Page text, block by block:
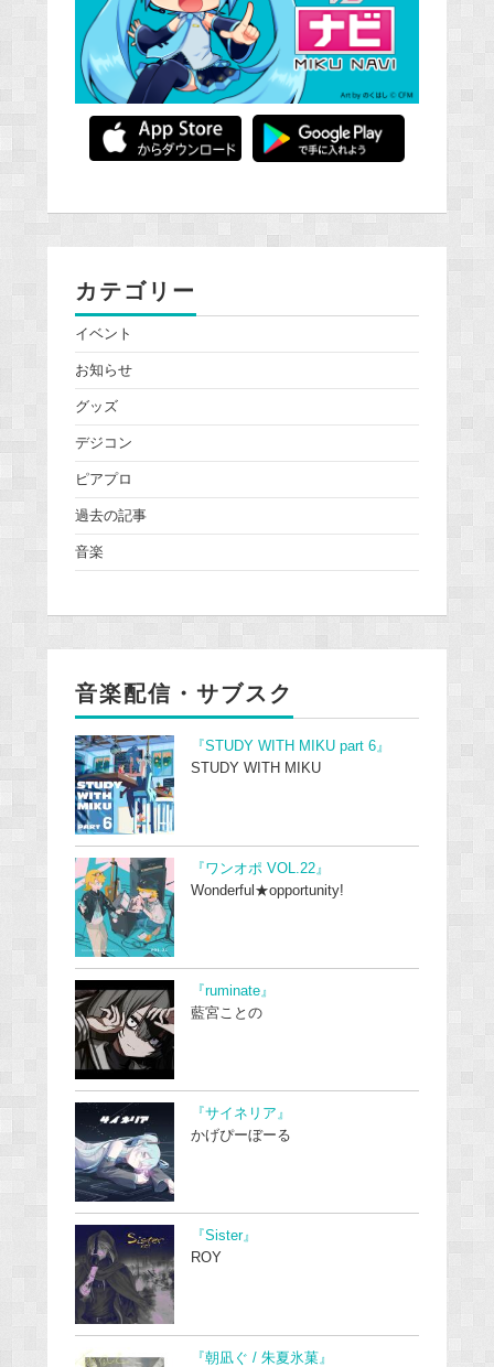
カテゴリー
イベント
お知らせ
グッズ
デジコン
ピアプロ
過去の記事
音楽
音楽配信・サブスク
『STUDY WITH MIKU part 6』
STUDY WITH MIKU
『ワンオポ VOL.22』
Wonderful★opportunity!
『ruminate』
藍宮ことの
『サイネリア』
かげぴーぼーる
『Sister』
ROY
『朝凪ぐ / 朱夏氷菓』